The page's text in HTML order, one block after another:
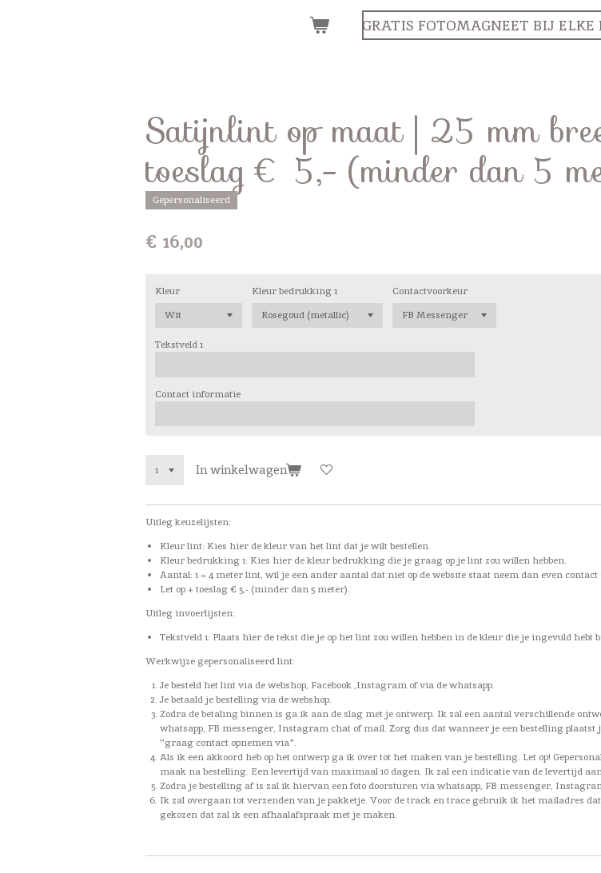
GRATIS FOTOMAGNEET BIJ ELKE
Satijnlint op maat | 25 mm
toeslag € 5,- (minder dan 5
Gepersonaliseerd
€ 16,00
Kleur Kleur bedrukking 1 Contactvoorkeur
Tekstveld 1
Contact informatie
In winkelwagen
Uitleg keuzelijsten:
Kleur lint: Kies hier de kleur van het lint dat je wilt bestellen.
Kleur bedrukking 1: Kies hier de kleur bedrukking die je graag op je lint zou willen hebben.
Aantal: 1 = 4 meter lint, wil je een ander aantal dat niet op de website staat neem dan even
Let op + toeslag € 5,- (minder dan 5 meter).
Uitleg invoerlijsten:
Tekstveld 1: Plaats hier de tekst die je op het lint zou willen hebben in de kleur die je ingevuld hebt
Werkwijze gepersonaliseerd lint:
Je besteld het lint via de webshop, Facebook ,Instagram of via de whatsapp.
Je betaald je bestelling via de webshop.
Zodra de betaling binnen is ga ik aan de slag met je ontwerp. Ik zal een aantal verschillende
whatsapp, FB messenger, Instagram chat of mail. Zorg dus dat wanneer je een bestelling
''graag contact opnemen via".
Als ik een akkoord heb op het ontwerp ga ik over tot het maken van je bestelling. Let op!
maak na bestelling. Een levertijd van maximaal 10 dagen. Ik zal een indicatie van de levertijd
Zodra je bestelling af is zal ik hiervan een foto doorsturen via whatsapp, FB messenger,
Ik zal overgaan tot verzenden van je pakketje. Voor de track en trace gebruik ik het mailadres
gekozen dat zal ik een afhaalafspraak met je maken.